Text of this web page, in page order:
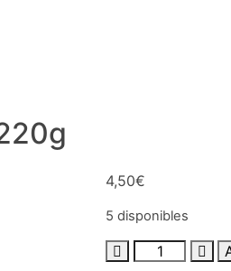
4,50€
5 disponibles